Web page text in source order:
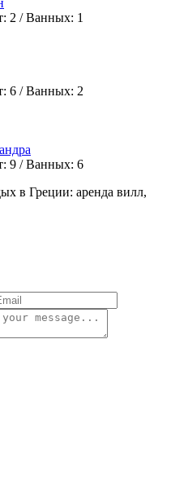
2 /Ванных: 1
6 /Ванных: 2
9 /Ванных: 6
в Греции: аренда вилл,